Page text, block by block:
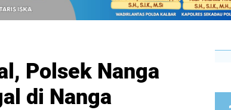
Polsek Nanga
di Nanga